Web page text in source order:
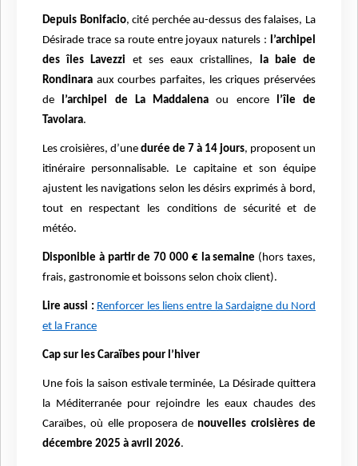
Depuis Bonifacio, cité perchée au-dessus des falaises, La
Désirade trace sa route entre joyaux naturels : l’archipel
des îles Lavezzi et ses eaux cristallines, la baie de
Rondinara aux courbes parfaites, les criques préservées
de l’archipel de La Maddalena ou encore l’île de
Tavolara.
Les croisières, d’une durée de 7 à 14 jours, proposent un
itinéraire personnalisable. Le capitaine et son équipe
ajustent les navigations selon les désirs exprimés à bord,
tout en respectant les conditions de sécurité et de
météo.
Disponible à partir de 70 000 € la semaine (hors taxes,
frais, gastronomie et boissons selon choix client).
Lire aussi : Renforcer les liens entre la Sardaigne du Nord
et la France
Cap sur les Caraïbes pour l’hiver
Une fois la saison estivale terminée, La Désirade quittera
la Méditerranée pour rejoindre les eaux chaudes des
Caraïbes, où elle proposera denouvelles croisières de
décembre 2025 à avril 2026.